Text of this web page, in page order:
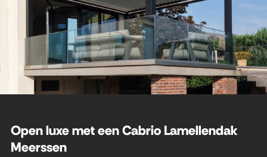
Open luxe met een Cabrio Lamellendak
Meerssen